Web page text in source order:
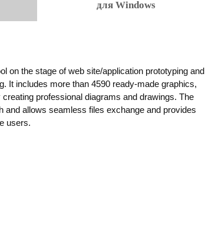
для Windows
on the stage of web site/application prototyping and
It includes more than 4590 ready-made graphics,
professional diagrams and drawings. The
and allows seamless files exchange and provides
users.